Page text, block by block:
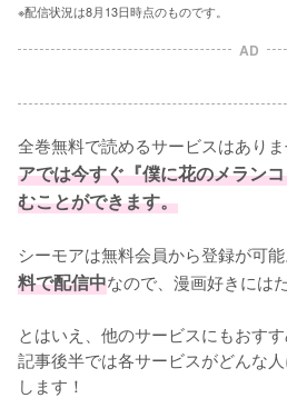
※配信状況は8月13日時点のものです。
AD
全巻無料で読めるサービスはありま
アでは今すぐ『僕に花のメラン
むことができます。
シーモアは無料会員から登録が可能
料で配信中なので、漫画好きには
とはいえ、他のサービスにもおすす
記事後半では各サービスがどんな
します！